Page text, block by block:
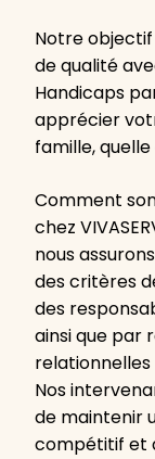
Notre
de qualité
Handicaps
apprécier
famille,
Comment
chez
nous
des critères
des
ainsi que par
Nos
de maintenir
compétitif et